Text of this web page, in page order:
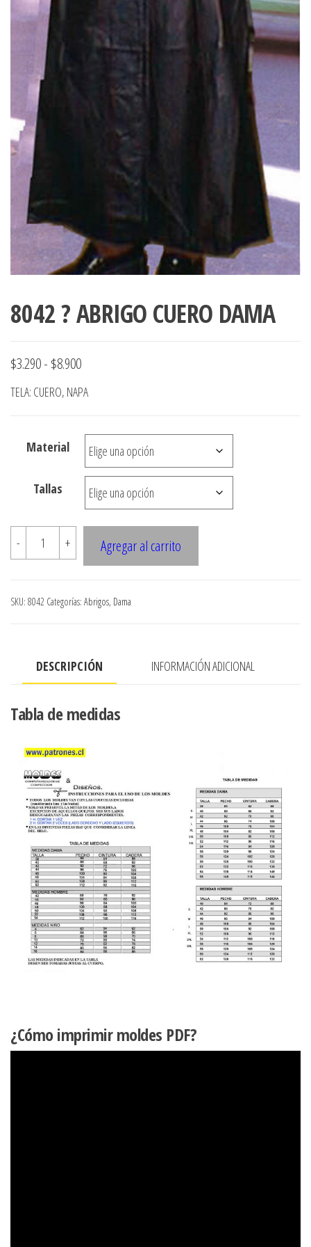
8042 ? ABRIGO CUERO DAMA
$3.290- $8.900Rango
de
desde
$3.290
hasta
$8.900
TELA: CUERO, NAPA
Material
Tallas
-
8042
+ Agregar al carrito
SKU: 8042 Categorías: Abrigos, Dama
DESCRIPCIÓN INFORMACIÓN ADICIONAL
Tabla de medidas
¿Cómo imprimir moldes PDF?